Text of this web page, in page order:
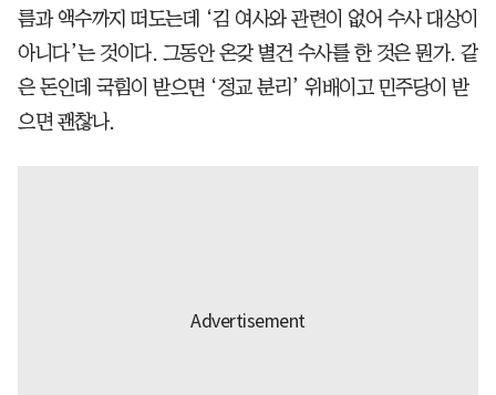
름과 액수까지 떠도는데 ‘김 여사와 관련이 없어 수사 대상이
아니다’는 것이다. 그동안 온갖 별건 수사를 한 것은 뭔가. 같
은 돈인데 국힘이 받으면 ‘정교 분리’ 위배이고 민주당이 받
으면 괜찮나.